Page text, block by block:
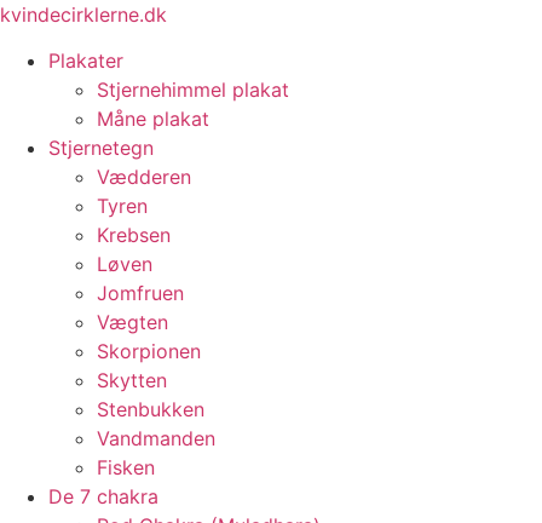
Videre
indhold
kvindecirklerne.dk
Plakater
Stjernehimmel plakat
Måne plakat
Stjernetegn
Vædderen
Tyren
Krebsen
Løven
Jomfruen
Vægten
Skorpionen
Skytten
Stenbukken
Vandmanden
Fisken
De 7 chakra